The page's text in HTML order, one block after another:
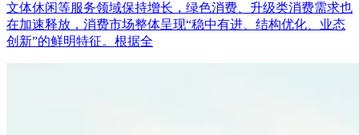
文体休闲等服务领域保持增长，绿色消费、升级类消费需求也
在加速释放，消费市场整体呈现“稳中有进、结构优化、业态
创新”的鲜明特征。根据全